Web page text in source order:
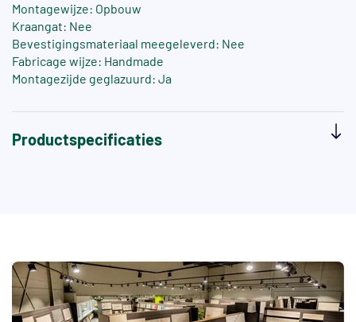
Montagewijze: Opbouw
Kraangat: Nee
Bevestigingsmateriaal meegeleverd: Nee
Fabricage wijze: Handmade
Montagezijde geglazuurd: Ja
Productspecificaties